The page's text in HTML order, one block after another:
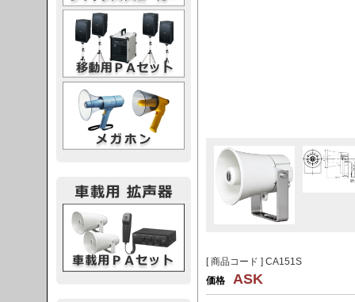
[ 商品コード ] CA151S
価格
ASK